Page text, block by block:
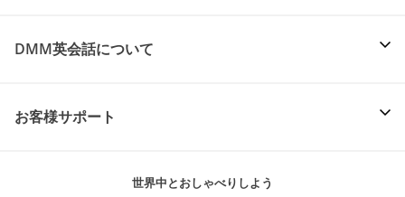
DMM英会話について
お客様サポート
世界中とおしゃべりしよう